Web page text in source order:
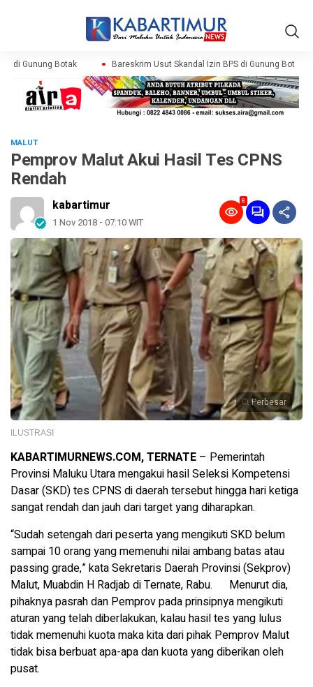
di Gunung Botak Bareskrim Usut Skandal Izin BPS di Gunung Botak
MALUT
Pemprov Malut Akui Hasil Tes CPNS
Rendah
kabartimur
1 Nov 2018 - 07:10 WIT
8
Perbesar
ILUSTRASI
KABARTIMURNEWS.COM, TERNATE – Pemerintah
Provinsi Maluku Utara mengakui hasil Seleksi Kompetensi
Dasar (SKD) tes CPNS di daerah tersebut hingga hari ketiga
sangat rendah dan jauh dari target yang diharapkan.
“Sudah setengah dari peserta yang mengikuti SKD belum
sampai 10 orang yang memenuhi nilai ambang batas atau
passing grade,” kata Sekretaris Daerah Provinsi (Sekprov)
Malut, Muabdin H Radjab di Ternate, Rabu. Menurut dia,
pihaknya pasrah dan Pemprov pada prinsipnya mengikuti
aturan yang telah diberlakukan, kalau hasil tes yang lulus
tidak memenuhi kuota maka kita dari pihak Pemprov Malut
tidak bisa berbuat apa-apa dan kuota yang diberikan oleh
pusat.